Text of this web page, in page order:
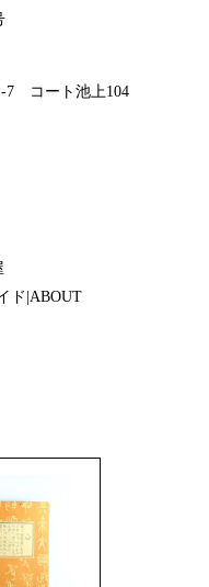
7 コート池上104
ド|ABOUT